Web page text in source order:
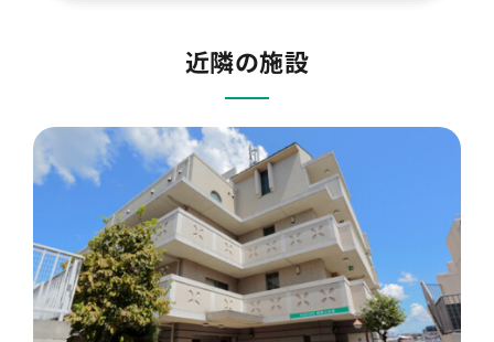
食事はどこで食べるのですか？ 外食はでき
Q 差し入れはできますか？
理美容に関しては？
Q 家族との面会、宿泊は可能ですか？
Q ペットとの面会はできますか？
近隣の施設